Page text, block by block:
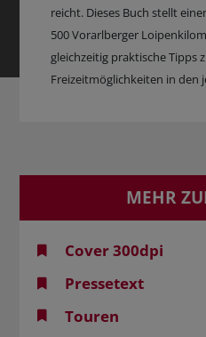
reicht. Dieses Buch stellt einen Großteil der insgesamt
500 Vorarlberger
gleichzeitig praktische Tipps
Freizeitmöglichkeiten in den
MEHR
Cover 300dpi
Pressetext
Touren